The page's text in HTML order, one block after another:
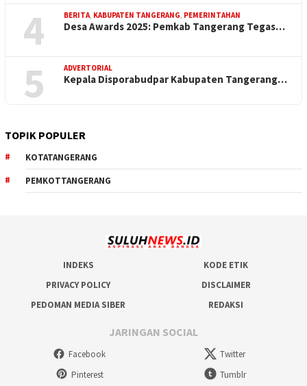
4 BERITA, KABUPATEN TANGERANG, PEMERINTAHAN
Desa Awards 2025: Pemkab Tangerang Tegas…
5 ADVERTORIAL
Kepala Disporabudpar Kabupaten Tangerang…
TOPIK POPULER
KOTATANGERANG
PEMKOTTANGERANG
INDEKS
KODE ETIK
PRIVACY POLICY
DISCLAIMER
PEDOMAN MEDIA SIBER
REDAKSI
JARINGAN SOCIAL
Facebook
Twitter
Pinterest
Tumblr